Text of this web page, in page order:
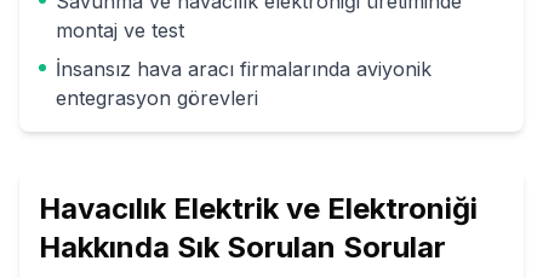
montaj ve test
İnsansız hava aracı firmalarında aviyonik
entegrasyon görevleri
Havacılık Elektrik ve Elektroniği
Hakkında Sık Sorulan Sorular